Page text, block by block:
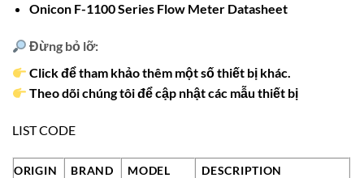
Onicon F-1100 Series Flow Meter Datasheet
Đừng bỏ lỡ:
Click để tham khảo thêm một số thiết bị khác.
Theo dõi chúng tôi để cập nhật các mẫu thiết bị
LIST CODE
ORIGIN BRAND MODEL DESCRIPTION